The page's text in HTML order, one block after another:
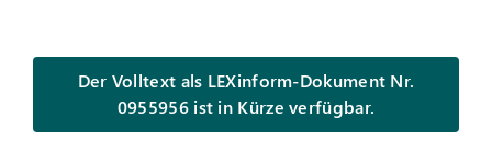
Der Volltext als LEXinform-Dokument Nr.
0955956 ist in Kürze verfügbar.